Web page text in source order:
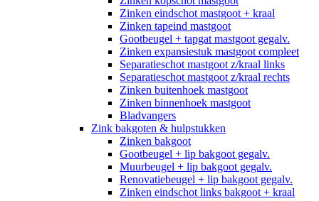
Zinken eindschot mastgoot + kraal
Zinken tapeind mastgoot
Gootbeugel + tapgat mastgoot gegalv.
Zinken expansiestuk mastgoot compleet
Separatieschot mastgoot z/kraal links
Separatieschot mastgoot z/kraal rechts
Zinken buitenhoek mastgoot
Zinken binnenhoek mastgoot
Bladvangers
Zink bakgoten & hulpstukken
Zinken bakgoot
Gootbeugel + lip bakgoot gegalv.
Muurbeugel + lip bakgoot gegalv.
Renovatiebeugel + lip bakgoot gegalv.
Zinken eindschot links bakgoot + kraal